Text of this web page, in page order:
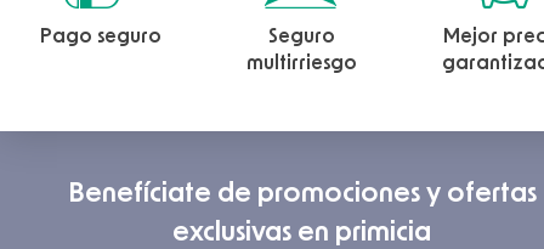
Pago seguro
Seguro
multirriesgo
Mejor
Benefíciate de promociones y ofertas
exclusivas en primicia